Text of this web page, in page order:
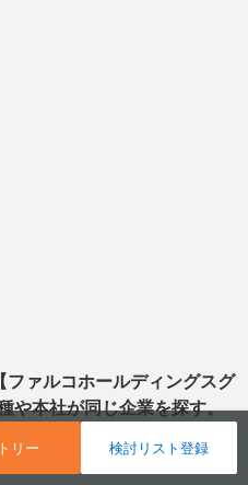
リー 検討リスト登録
ァルコホールディングスグ
や本社が同じ企業を探す。